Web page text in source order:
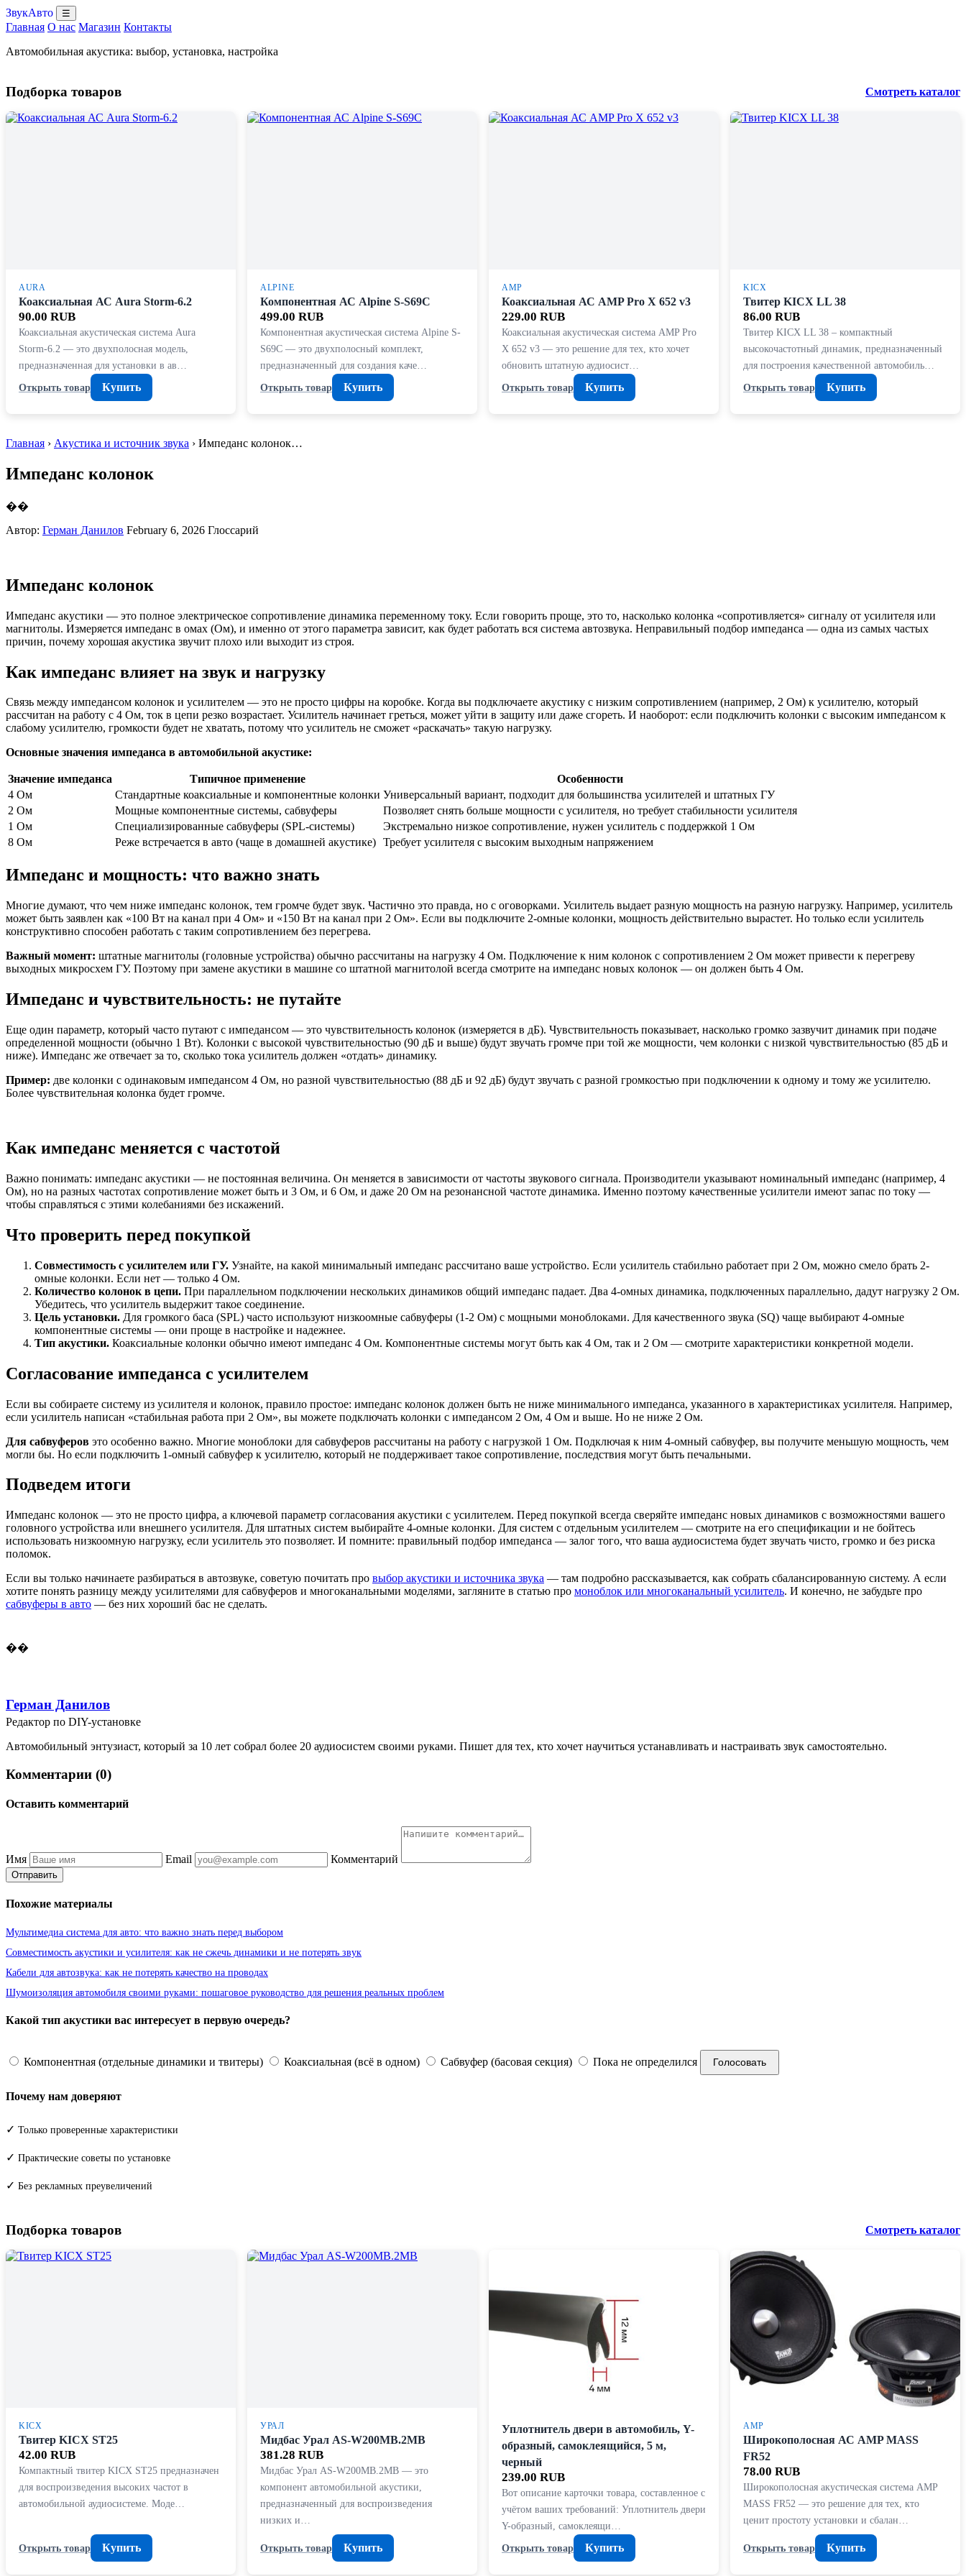
ЗвукАвто ☰
Главная О нас Магазин Контакты
Автомобильная акустика: выбор, установка, настройка
Подборка товаров Смотреть каталог
AURA
Коаксиальная АС Aura Storm-6.2
90.00 RUB
Коаксиальная акустическая система Aura
Storm-6.2 — это двухполосная модель,
предназначенная для установки в ав…
Открыть товар
Купить
ALPINE
Компонентная АС Alpine S-S69C
499.00 RUB
Компонентная акустическая система Alpine S-
S69C — это двухполосный комплект,
предназначенный для создания каче…
Открыть товар
Купить
AMP
Коаксиальная АС AMP Pro X 652 v3
229.00 RUB
Коаксиальная акустическая система AMP Pro
X 652 v3 — это решение для тех, кто хочет
обновить штатную аудиосист…
Открыть товар
Купить
KICX
Твитер KICX LL 38
86.00 RUB
Твитер KICX LL 38 – компактный
высокочастотный динамик, предназначенный
для построения качественной автомобиль…
Открыть товар
Купить
Главная › Акустика и источник звука › Импеданс колонок…
Импеданс колонок
��
Автор: Герман Данилов February 6, 2026 Глоссарий
Импеданс колонок
Импеданс акустики — это полное электрическое сопротивление динамика переменному току. Если говорить проще, это то, насколько колонка «сопротивляется» сигналу от усилителя или
магнитолы. Измеряется импеданс в омах (Ом), и именно от этого параметра зависит, как будет работать вся система автозвука. Неправильный подбор импеданса — одна из самых частых
причин, почему хорошая акустика звучит плохо или выходит из строя.
Как импеданс влияет на звук и нагрузку
Связь между импедансом колонок и усилителем — это не просто цифры на коробке. Когда вы подключаете акустику с низким сопротивлением (например, 2 Ом) к усилителю, который
рассчитан на работу с 4 Ом, ток в цепи резко возрастает. Усилитель начинает греться, может уйти в защиту или даже сгореть. И наоборот: если подключить колонки с высоким импедансом к
слабому усилителю, громкости будет не хватать, потому что усилитель не сможет «раскачать» такую нагрузку.
Основные значения импеданса в автомобильной акустике:
Значение импеданса Типичное применение
Особенности
4 Ом
Стандартные коаксиальные и компонентные колонки Универсальный вариант, подходит для большинства усилителей и штатных ГУ
2 Ом
Мощные компонентные системы, сабвуферы
Позволяет снять больше мощности с усилителя, но требует стабильности усилителя
1 Ом
Специализированные сабвуферы (SPL-системы)
Экстремально низкое сопротивление, нужен усилитель с поддержкой 1 Ом
8 Ом
Реже встречается в авто (чаще в домашней акустике) Требует усилителя с высоким выходным напряжением
Импеданс и мощность: что важно знать
Многие думают, что чем ниже импеданс колонок, тем громче будет звук. Частично это правда, но с оговорками. Усилитель выдает разную мощность на разную нагрузку. Например, усилитель
может быть заявлен как «100 Вт на канал при 4 Ом» и «150 Вт на канал при 2 Ом». Если вы подключите 2-омные колонки, мощность действительно вырастет. Но только если усилитель
конструктивно способен работать с таким сопротивлением без перегрева.
Важный момент: штатные магнитолы (головные устройства) обычно рассчитаны на нагрузку 4 Ом. Подключение к ним колонок с сопротивлением 2 Ом может привести к перегреву
выходных микросхем ГУ. Поэтому при замене акустики в машине со штатной магнитолой всегда смотрите на импеданс новых колонок — он должен быть 4 Ом.
Импеданс и чувствительность: не путайте
Еще один параметр, который часто путают с импедансом — это чувствительность колонок (измеряется в дБ). Чувствительность показывает, насколько громко зазвучит динамик при подаче
определенной мощности (обычно 1 Вт). Колонки с высокой чувствительностью (90 дБ и выше) будут звучать громче при той же мощности, чем колонки с низкой чувствительностью (85 дБ и
ниже). Импеданс же отвечает за то, сколько тока усилитель должен «отдать» динамику.
Пример: две колонки с одинаковым импедансом 4 Ом, но разной чувствительностью (88 дБ и 92 дБ) будут звучать с разной громкостью при подключении к одному и тому же усилителю.
Более чувствительная колонка будет громче.
Как импеданс меняется с частотой
Важно понимать: импеданс акустики — не постоянная величина. Он меняется в зависимости от частоты звукового сигнала. Производители указывают номинальный импеданс (например, 4
Ом), но на разных частотах сопротивление может быть и 3 Ом, и 6 Ом, и даже 20 Ом на резонансной частоте динамика. Именно поэтому качественные усилители имеют запас по току —
чтобы справляться с этими колебаниями без искажений.
Что проверить перед покупкой
Совместимость с усилителем или ГУ. Узнайте, на какой минимальный импеданс рассчитано ваше устройство. Если усилитель стабильно работает при 2 Ом, можно смело брать 2-
омные колонки. Если нет — только 4 Ом.
Количество колонок в цепи. При параллельном подключении нескольких динамиков общий импеданс падает. Два 4-омных динамика, подключенных параллельно, дадут нагрузку 2 Ом.
Убедитесь, что усилитель выдержит такое соединение.
Цель установки. Для громкого баса (SPL) часто используют низкоомные сабвуферы (1-2 Ом) с мощными моноблоками. Для качественного звука (SQ) чаще выбирают 4-омные
компонентные системы — они проще в настройке и надежнее.
Тип акустики. Коаксиальные колонки обычно имеют импеданс 4 Ом. Компонентные системы могут быть как 4 Ом, так и 2 Ом — смотрите характеристики конкретной модели.
Согласование импеданса с усилителем
Если вы собираете систему из усилителя и колонок, правило простое: импеданс колонок должен быть не ниже минимального импеданса, указанного в характеристиках усилителя. Например,
если усилитель написан «стабильная работа при 2 Ом», вы можете подключать колонки с импедансом 2 Ом, 4 Ом и выше. Но не ниже 2 Ом.
Для сабвуферов это особенно важно. Многие моноблоки для сабвуферов рассчитаны на работу с нагрузкой 1 Ом. Подключая к ним 4-омный сабвуфер, вы получите меньшую мощность, чем
могли бы. Но если подключить 1-омный сабвуфер к усилителю, который не поддерживает такое сопротивление, последствия могут быть печальными.
Подведем итоги
Импеданс колонок — это не просто цифра, а ключевой параметр согласования акустики с усилителем. Перед покупкой всегда сверяйте импеданс новых динамиков с возможностями вашего
головного устройства или внешнего усилителя. Для штатных систем выбирайте 4-омные колонки. Для систем с отдельным усилителем — смотрите на его спецификации и не бойтесь
использовать низкоомную нагрузку, если усилитель это позволяет. И помните: правильный подбор импеданса — залог того, что ваша аудиосистема будет звучать чисто, громко и без риска
поломок.
Если вы только начинаете разбираться в автозвуке, советую почитать про выбор акустики и источника звука — там подробно рассказывается, как собрать сбалансированную систему. А если
хотите понять разницу между усилителями для сабвуферов и многоканальными моделями, загляните в статью про моноблок или многоканальный усилитель. И конечно, не забудьте про
сабвуферы в авто — без них хороший бас не сделать.
��
Герман Данилов
Редактор по DIY-установке
Автомобильный энтузиаст, который за 10 лет собрал более 20 аудиосистем своими руками. Пишет для тех, кто хочет научиться устанавливать и настраивать звук самостоятельно.
Комментарии (0)
Оставить комментарий
Имя Email Комментарий
Отправить
Похожие материалы
Мультимедиа система для авто: что важно знать перед выбором
Совместимость акустики и усилителя: как не сжечь динамики и не потерять звук
Кабели для автозвука: как не потерять качество на проводах
Шумоизоляция автомобиля своими руками: пошаговое руководство для решения реальных проблем
Какой тип акустики вас интересует в первую очередь?
Компонентная (отдельные динамики и твитеры) Коаксиальная (всё в одном) Сабвуфер (басовая секция) Пока не определился Голосовать
Почему нам доверяют
✓ Только проверенные характеристики
✓ Практические советы по установке
✓ Без рекламных преувеличений
Подборка товаров Смотреть каталог
KICX
Твитер KICX ST25
42.00 RUB
Компактный твитер KICX ST25 предназначен
для воспроизведения высоких частот в
автомобильной аудиосистеме. Моде…
Открыть товар Купить
УРАЛ
Мидбас Урал AS-W200MB.2MB
381.28 RUB
Мидбас Урал AS-W200MB.2MB — это
компонент автомобильной акустики,
предназначенный для воспроизведения
низких и…
Открыть товар Купить
Уплотнитель двери в автомобиль, Y-
образный, самоклеящийся, 5 м,
черный
239.00 RUB
Вот описание карточки товара, составленное с
учётом ваших требований: Уплотнитель двери
Y-образный, самоклеящи…
Открыть товар
Купить
AMP
Широкополосная АС AMP MASS
FR52
78.00 RUB
Широкополосная акустическая система AMP
MASS FR52 — это решение для тех, кто
ценит простоту установки и сбалан…
Открыть товар Купить